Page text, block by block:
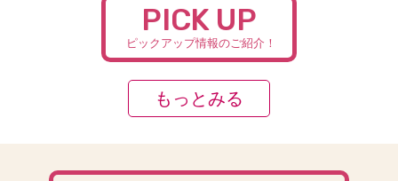
PICK UP
ピックアップ情報のご紹介！
もっとみる